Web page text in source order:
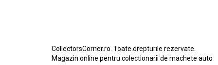
CollectorsCorner.ro. Toate drepturile rezervate.
Magazin online pentru colectionarii de machete auto